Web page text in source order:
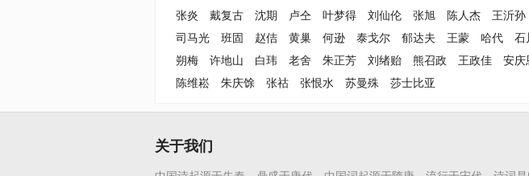
张炎
戴复古 沈期 卢仝 叶梦得 刘仙伦 张旭 陈人杰 王沂孙
司马光
班固 赵佶 黄巢 何逊 泰戈尔 郁达夫 王蒙 哈代 石
朔梅
许地山 白玮 老舍 朱正芳 刘绪贻 熊召政 王政佳 安庆
陈维崧
朱庆馀 张祜 张恨水 苏曼殊 莎士比亚
关于我们